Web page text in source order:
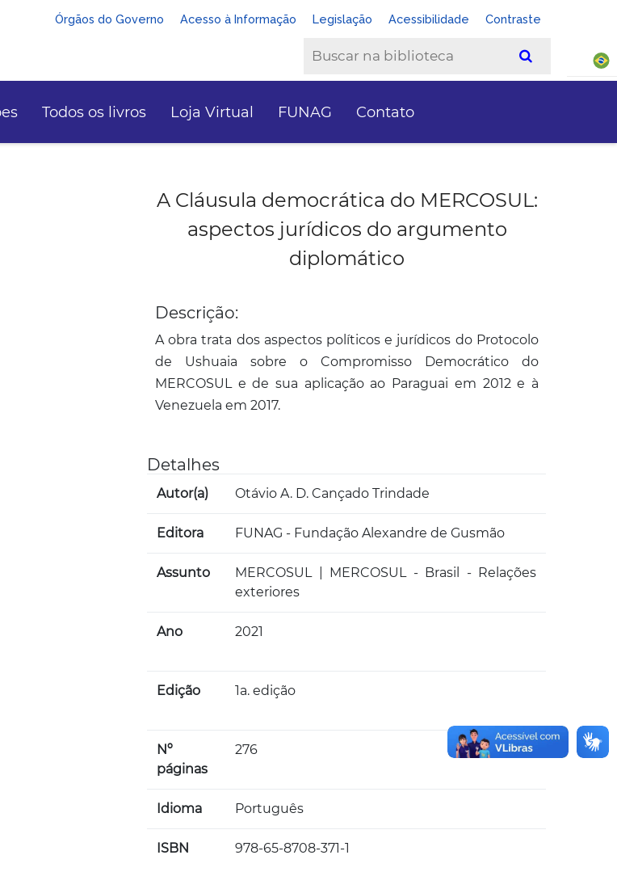
Órgãos do Governo Acesso à Informação Legislação Acessibilidade Contraste
Todos os livros Loja Virtual FUNAG Contato
A Cláusula democrática do MERCOSUL:
aspectos jurídicos do argumento
diplomático
Descrição:
A obra trata dos aspectos políticos e jurídicos do Protocolo
de Ushuaia sobre o Compromisso Democrático do
MERCOSUL e de sua aplicação ao Paraguai em 2012 e à
Venezuela em 2017.
Detalhes
Autor(a) Otávio A. D. Cançado Trindade
Editora FUNAG - Fundação Alexandre de Gusmão
Assunto
MERCOSUL | MERCOSUL - Brasil - Relações
exteriores
Ano 2021
Edição 1a. edição
Nº
páginas
276
Idioma Português
ISBN 978-65-8708-371-1